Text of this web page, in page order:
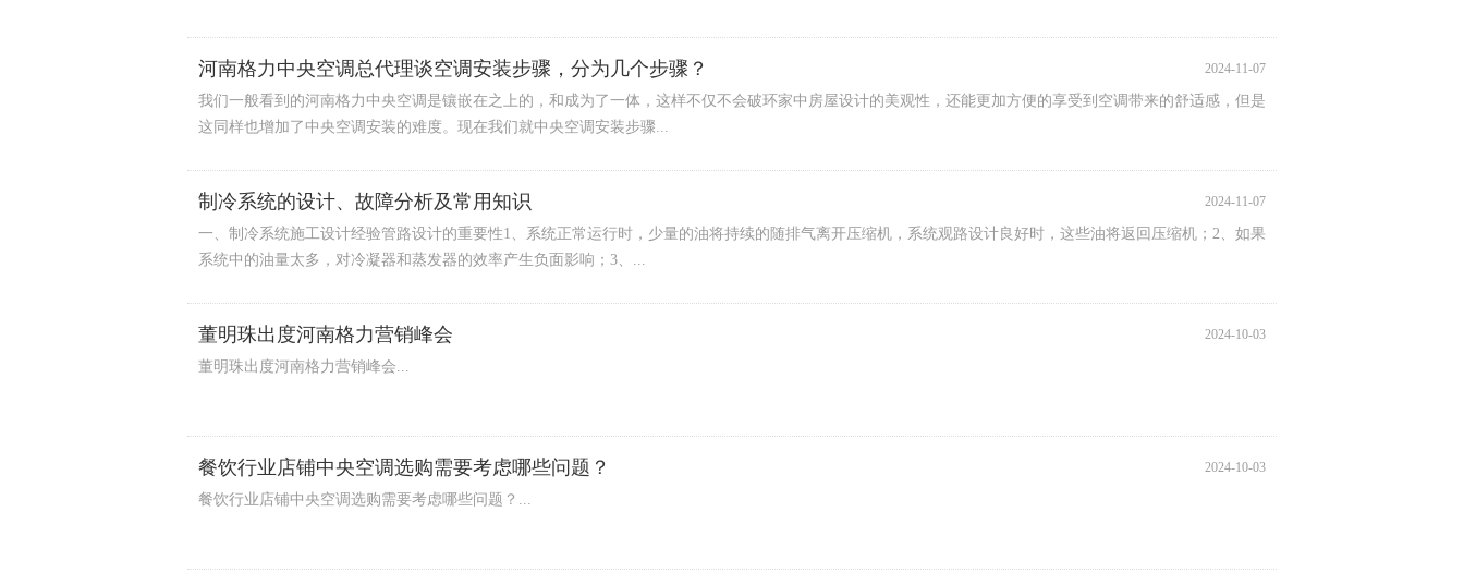
2024-11-07
河南格力中央空调总代理谈空调安装步骤，分为几个步骤？
我们一般看到的河南格力中央空调是镶嵌在之上的，和成为了一体，这样不仅不会破环家中房屋设计的美观性，还能更加方便的享受到空调带来的舒适感，但是
这同样也增加了中央空调安装的难度。现在我们就中央空调安装步骤...
2024-11-07
制冷系统的设计、故障分析及常用知识
一、制冷系统施工设计经验管路设计的重要性1、系统正常运行时，少量的油将持续的随排气离开压缩机，系统观路设计良好时，这些油将返回压缩机；2、如果
系统中的油量太多，对冷凝器和蒸发器的效率产生负面影响；3、...
2024-10-03
董明珠出度河南格力营销峰会
董明珠出度河南格力营销峰会...
2024-10-03
餐饮行业店铺中央空调选购需要考虑哪些问题？
餐饮行业店铺中央空调选购需要考虑哪些问题？...